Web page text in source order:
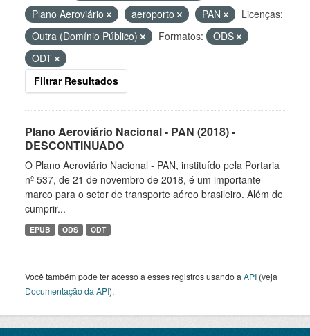
Plano Aeroviário
aeroporto PAN
Licenças:
Outra (Domínio Público)
Formatos:
ODS
ODT
Filtrar Resultados
Plano Aeroviário Nacional - PAN (2018) -
DESCONTINUADO
O Plano Aeroviário Nacional - PAN, instituído pela Portaria
nº 537, de 21 de novembro de 2018, é um importante
marco para o setor de transporte aéreo brasileiro. Além de
cumprir...
EPUB ODS ODT
Você também pode ter acesso a esses registros usando a API (veja
Documentação da API).